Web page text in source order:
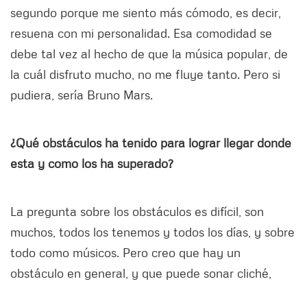
segundo porque me siento más cómodo, es decir,
resuena con mi personalidad. Esa comodidad se
debe tal vez al hecho de que la música popular, de
la cuál disfruto mucho, no me fluye tanto. Pero si
pudiera, sería Bruno Mars.
¿Qué obstáculos ha tenido para lograr llegar donde
esta y como los ha superado?
La pregunta sobre los obstáculos es difícil, son
muchos, todos los tenemos y todos los días, y sobre
todo como músicos. Pero creo que hay un
obstáculo en general, y que puede sonar cliché,